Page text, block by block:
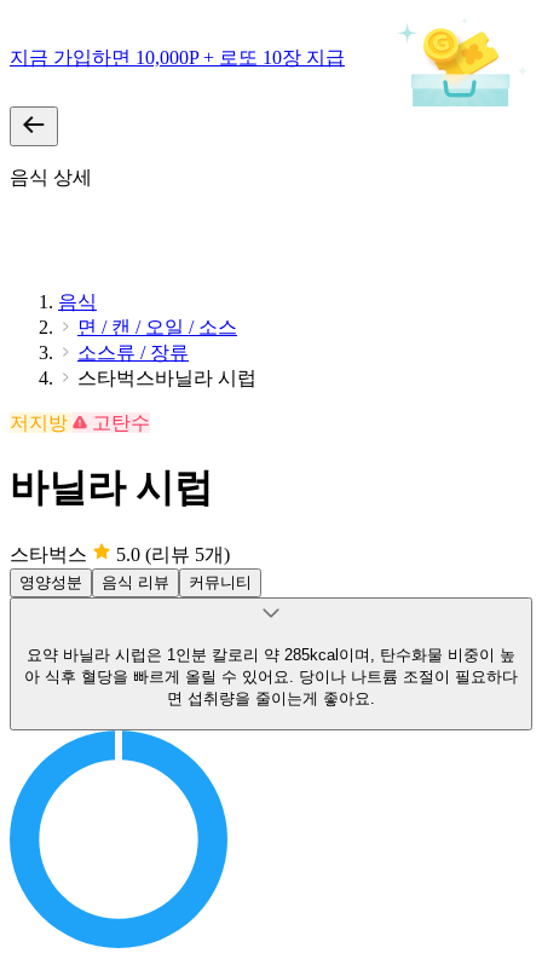
지금 가입하면 10,000P + 로또 10장 지급
음식 상세
음식
면 / 캔 / 오일 / 소스
소스류 / 장류
스타벅스바닐라 시럽
저지방 고탄수
바닐라 시럽
스타벅스 5.0 (리뷰 5개)
영양성분 음식 리뷰 커뮤니티
요약 바닐라 시럽은 1인분 칼로리 약 285kcal이며, 탄수화물 비중이 높
아 식후 혈당을 빠르게 올릴 수 있어요. 당이나 나트륨 조절이 필요하다
면 섭취량을 줄이는게 좋아요.